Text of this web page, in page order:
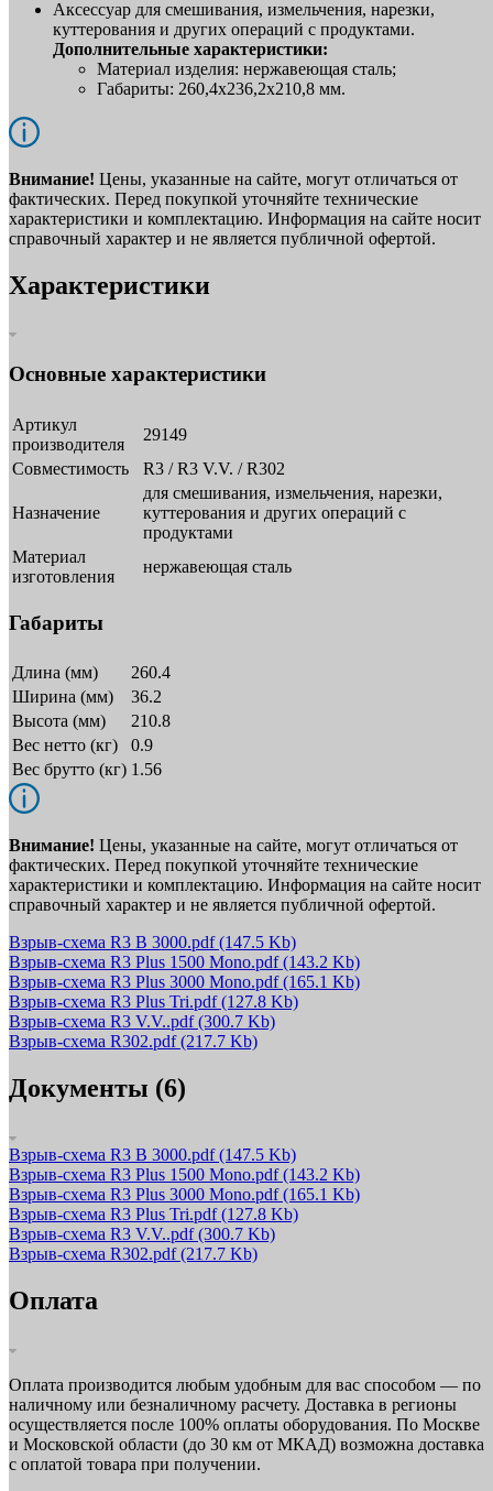
Аксессуар для смешивания, измельчения, нарезки,
куттерования и других операций с продуктами.
Дополнительные характеристики:
Материал изделия: нержавеющая сталь;
Габариты: 260,4х236,2х210,8 мм.
Внимание! Цены, указанные на сайте, могут отличаться от
фактических. Перед покупкой уточняйте технические
характеристики и комплектацию. Информация на сайте носит
справочный характер и не является публичной офертой.
Характеристики
Основные характеристики
Артикул
производителя
29149
Совместимость
R3 / R3 V.V. / R302
Назначение
для смешивания, измельчения, нарезки,
куттерования и других операций с
продуктами
Материал
изготовления
нержавеющая сталь
Габариты
Длина (мм)
260.4
Ширина (мм)
36.2
Высота (мм)
210.8
Вес нетто (кг)
0.9
Вес брутто (кг) 1.56
Внимание! Цены, указанные на сайте, могут отличаться от
фактических. Перед покупкой уточняйте технические
характеристики и комплектацию. Информация на сайте носит
справочный характер и не является публичной офертой.
Взрыв-схема R3 B 3000.pdf(147.5 Kb)
Взрыв-схема R3 Plus 1500 Mono.pdf(143.2 Kb)
Взрыв-схема R3 Plus 3000 Mono.pdf(165.1 Kb)
Взрыв-схема R3 Plus Tri.pdf(127.8 Kb)
Взрыв-схема R3 V.V..pdf(300.7 Kb)
Взрыв-схема R302.pdf(217.7 Kb)
Документы (6)
Взрыв-схема R3 B 3000.pdf(147.5 Kb)
Взрыв-схема R3 Plus 1500 Mono.pdf(143.2 Kb)
Взрыв-схема R3 Plus 3000 Mono.pdf(165.1 Kb)
Взрыв-схема R3 Plus Tri.pdf(127.8 Kb)
Взрыв-схема R3 V.V..pdf(300.7 Kb)
Взрыв-схема R302.pdf(217.7 Kb)
Оплата
Оплата производится любым удобным для вас способом — по
наличному или безналичному расчету. Доставка в регионы
осуществляется после 100% оплаты оборудования. По Москве
и Московской области (до 30 км от МКАД) возможна доставка
с оплатой товара при получении.